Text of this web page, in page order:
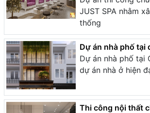
JUST SPA nhằm
thống
Dự án nhà phố tại
Dự án nhà phố tại
dự án nhà ở hiện
Thi công nội thất